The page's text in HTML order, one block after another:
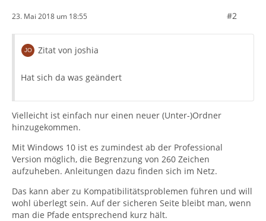
23. Mai 2018 um 18:55 #2
Zitat von joshia
Hat sich da was geändert
Vielleicht ist einfach nur einen neuer (Unter-)Ordner
hinzugekommen.
Mit Windows 10 ist es zumindest ab der Professional
Version möglich, die Begrenzung von 260 Zeichen
aufzuheben. Anleitungen dazu finden sich im Netz.
Das kann aber zu Kompatibilitätsproblemen führen und will
wohl überlegt sein. Auf der sicheren Seite bleibt man, wenn
man die Pfade entsprechend kurz hält.